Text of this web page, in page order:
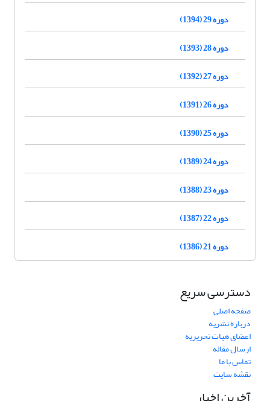
دوره 29 (1394)
دوره 28 (1393)
دوره 27 (1392)
دوره 26 (1391)
دوره 25 (1390)
دوره 24 (1389)
دوره 23 (1388)
دوره 22 (1387)
دوره 21 (1386)
دسترسی سریع
صفحه اصلی
درباره نشریه
اعضای هیات تحریریه
ارسال مقاله
تماس با ما
نقشه سایت